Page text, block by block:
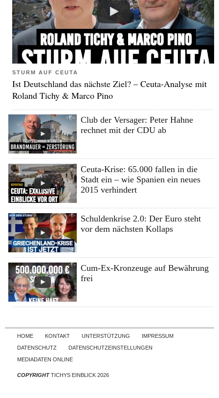
STURM AUF CEUTA
Ist Deutschland das nächste Ziel? – Ceuta-Analyse mit
Roland Tichy & Marco Pino
Club der Versager: Peter Hahne
rechnet mit der CDU ab
Ceuta-Krise: 65.000 fallen in die
Stadt ein – wie Spanien ein neues
2015 verhindert
Schuldenkrise 2.0: Der Euro steht
vor dem nächsten Kollaps
Cum-Ex-Kronzeuge auf Bewährung
frei
Skip to content
HOME KONTAKT UNTERSTÜTZUNG
IMPRESSUM
DATENSCHUTZ
DATENSCHUTZEINSTELLUNGEN
MEDIADATEN ONLINE
COPYRIGHTTICHYS EINBLICK 2026